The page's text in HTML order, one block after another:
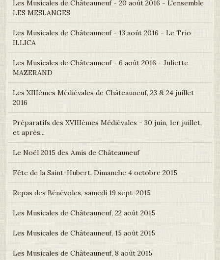
Les Musicales de Châteauneuf - 20 août 2016 - L'ensemble
LES MESLANGES
Les Musicales de Châteauneuf - 13 août 2016 - Le Trio
ILLICA
Les Musicales de Châteauneuf - 6 août 2016 - Juliette
MAZERAND
Les XIIIèmes Médiévales de Châteauneuf, 23 & 24 juillet
2016
Préparatifs des XVIIIèmes Médiévales - 30 juin, 1er juillet,
et après...
Le Noël 2015 des Amis de Châteauneuf
Fête de la Saint-Hubert. Dimanche 4 octobre 2015
Repas des Bénévoles, samedi 19 sept-2015
Les Musicales de Châteauneuf, 22 août 2015
Les Musicales de Châteauneuf, 15 août 2015
Les Musicales de Châteauneuf, 8 août 2015